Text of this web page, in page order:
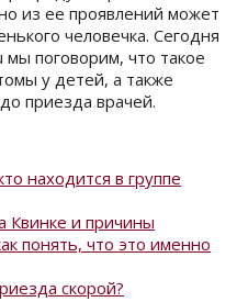
из ее проявлений может
человечка. Сегодня
поговорим, что такое
у детей, а также
приезда врачей.
находится в группе
Квинке и причины
понять, что это именно
скорой?